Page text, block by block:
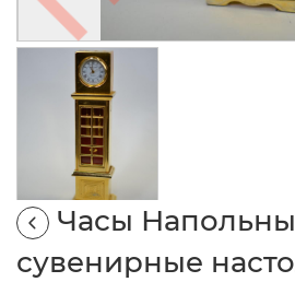
Часы
сувенирные